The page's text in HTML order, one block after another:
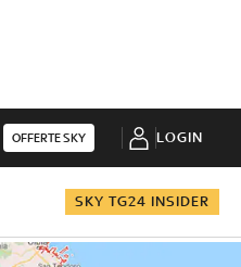
OFFERTE SKY LOGIN
SKY TG24 INSIDER